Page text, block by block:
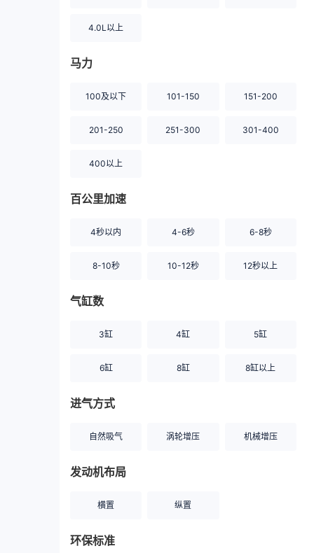
4.0L以上
马力
100及以下 101-150 151-200
201-250 251-300 301-400
400以上
百公里加速
4秒以内 4-6秒 6-8秒
8-10秒 10-12秒 12秒以上
气缸数
3缸 4缸 5缸
6缸 8缸 8缸以上
进气方式
自然吸气 涡轮增压 机械增压
发动机布局
横置 纵置
环保标准